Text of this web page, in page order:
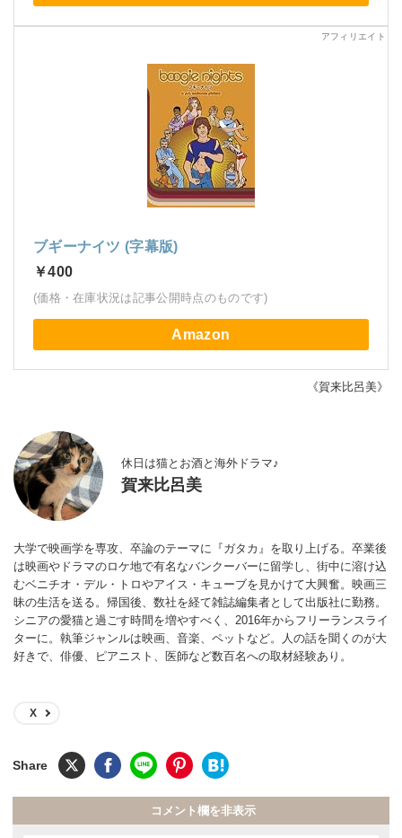
ブギーナイツ (字幕版)
￥400
(価格・在庫状況は記事公開時点のものです)
Amazon
《賀来比呂美》
休日は猫とお酒と海外ドラマ♪
賀来比呂美
大学で映画学を専攻、卒論のテーマに『ガタカ』を取り上げる。卒業後
は映画やドラマのロケ地で有名なバンクーバーに留学し、街中に溶け込
むベニチオ・デル・トロやアイス・キューブを見かけて大興奮。映画三
昧の生活を送る。帰国後、数社を経て雑誌編集者として出版社に勤務。
シニアの愛猫と過ごす時間を増やすべく、2016年からフリーランスライ
ターに。執筆ジャンルは映画、音楽、ペットなど。人の話を聞くのが大
好きで、俳優、ピアニスト、医師など数百名への取材経験あり。
X
コメント欄を非表示